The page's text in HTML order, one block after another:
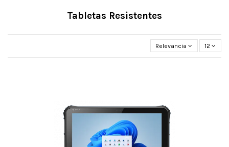
Tabletas Resistentes
Relevancia 12